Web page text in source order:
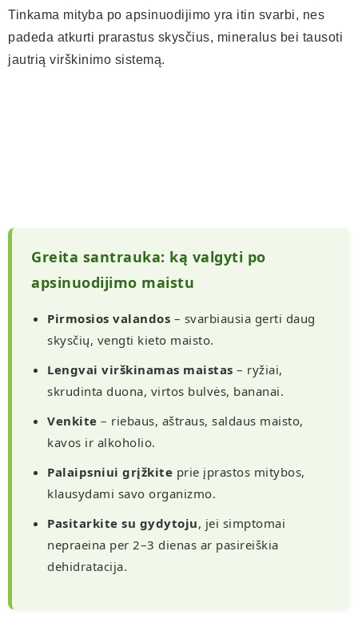
Tinkama mityba po apsinuodijimo yra itin svarbi, nes
padeda atkurti prarastus skysčius, mineralus bei tausoti
jautrią virškinimo sistemą.
Greita santrauka: ką valgyti po
apsinuodijimo maistu
Pirmosios valandos – svarbiausia gerti daug
skysčių, vengti kieto maisto.
Lengvai virškinamas maistas – ryžiai,
skrudinta duona, virtos bulvės, bananai.
Venkite – riebaus, aštraus, saldaus maisto,
kavos ir alkoholio.
Palaipsniui grįžkite prie įprastos mitybos,
klausydami savo organizmo.
Pasitarkite su gydytoju, jei simptomai
nepraeina per 2–3 dienas ar pasireiškia
dehidratacija.